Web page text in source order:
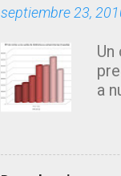
a
i
o
s
septiembre 23,
a